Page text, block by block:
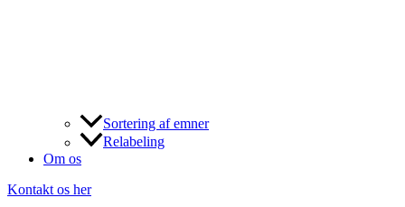
Sortering af emner
Relabeling
Om os
Kontakt os her